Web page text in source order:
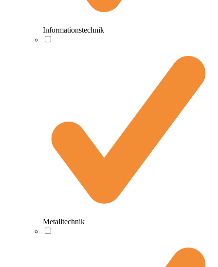
Informationstechnik
Metalltechnik